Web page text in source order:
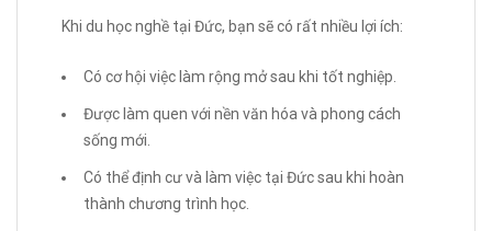
Khi du học nghề tại Đức, bạn sẽ có rất nhiều lợi ích:
Có cơ hội việc làm rộng mở sau khi tốt nghiệp.
Được làm quen với nền văn hóa và phong cách
sống mới.
Có thể định cư và làm việc tại Đức sau khi hoàn
thành chương trình học.